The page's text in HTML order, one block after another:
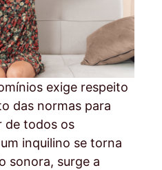
exige respeito
das normas para
de todos os
inquilino se torna
sonora, surge a